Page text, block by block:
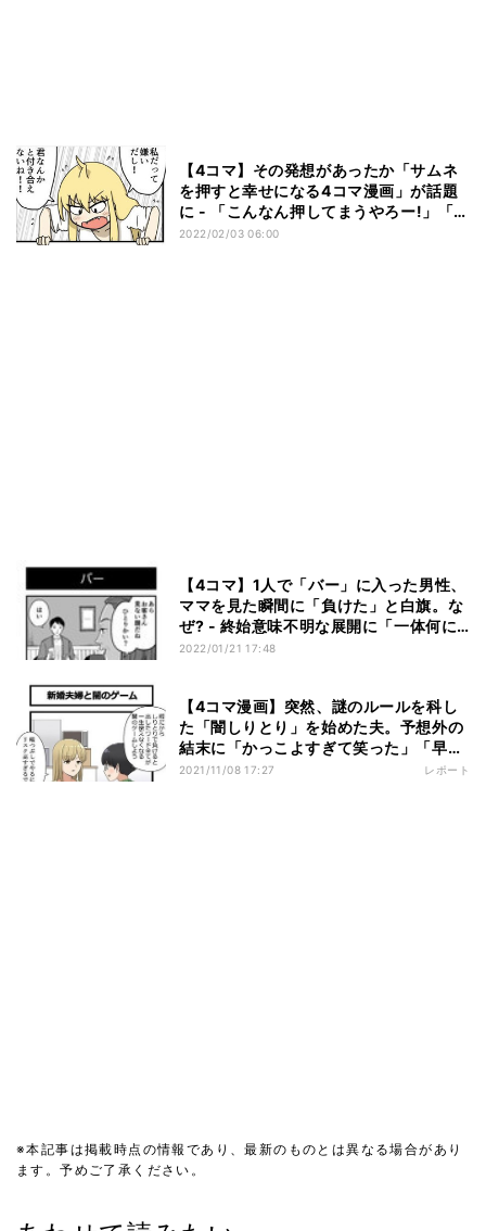
【4コマ】その発想があったか「サムネ
を押すと幸せになる4コマ漫画」が話題
に - 「こんなん押してまうやろー!」「こ
れは良い4コマトリック」
2022/02/03 06:00
【4コマ】1人で「バー」に入った男性、
ママを見た瞬間に「負けた」と白旗。な
ぜ? - 終始意味不明な展開に「一体何に
負けたんだ…」「何を競ってんだwww」
2022/01/21 17:48
【4コマ漫画】突然、謎のルールを科し
た「闇しりとり」を始めた夫。予想外の
結末に「かっこよすぎて笑った」「早速
明日の朝嫁にやってくる」の声集まる –
2021/11/08 17:27 レポート
※本記事は掲載時点の情報であり、最新のものとは異なる場合があり
ます。予めご了承ください。